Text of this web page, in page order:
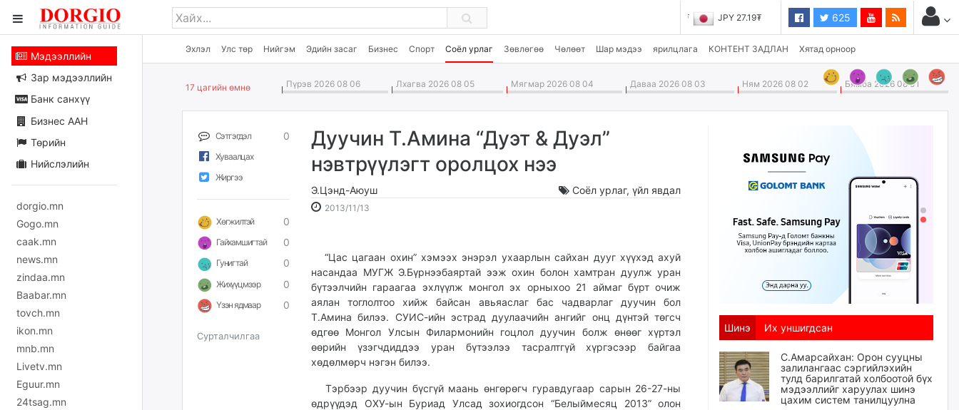
JPY 27.19₮ 625
Эхлэл Улс төр Нийгэм Эдийн засаг Бизнес Спорт Соёл урлаг Зөвлөгөө Чөлөөт Шар мэдээ ярилцлага КОНТЕНТ ЗАДЛАН Хятад орноор
Мэдээллийн
Зар мэдээллийн
Банк санхүү
Бизнес ААН
Төрийн
Нийслэлийн
dorgio.mn
Gogo.mn
caak.mn
news.mn
zindaa.mn
Baabar.mn
tovch.mn
ikon.mn
mnb.mn
Livetv.mn
Eguur.mn
24tsag.mn
17 цагийн өмнө Пүрэв 2026 08 06 Лхагва 2026 08 05 Мягмар 2026 08 04 Даваа 2026 08 03 Ням 2026 08 02 Бямба 2026 08 01
Сэтгэгдэл 0
Хуваалцах
Жиргээ
Хөгжилтэй 0
Гайхамшигтай 0
Гунигтай 0
Жихүүцмээр 0
Үзэн ядмаар 0
Сурталчилгаа
Дуучин Т.Амина “Дуэт & Дуэл”
нэвтрүүлэгт оролцох нээ
Э.Цэнд-Аюуш Соёл урлаг,үйл явдал
2013/11/13
23:16:50
10:01:35
“Цас цагаан охин” хэмээх энэрэл ухаарлын сайхан дууг хүүхэд ахуй
насандаа МУГЖ Э.Бүрнээбаяртай ээж охин болон хамтран дуулж уран
бүтээлчийн гараагаа эхлүүлж монгол эх орныхоо 21 аймаг бүрт очиж
аялан тоглолтоо хийж байсан авьяаслаг бас чадварлаг дуучин бол
Т.Амина билээ. СУИС-ийн эстрад дуулаачийн ангийг онц дүнтэй төгсч
өдгөө Монгол Улсын Филармонийн гоцлол дуучин болж өнөөг хүртэл
өөрийн үзэгчдиддээ уран бүтээлээ тасралтгүй хүргэсээр байгаа
хөдөлмөрч нэгэн билээ.
Тэрбээр дуучин бүсгүй маань өнгөрөгч гуравдугаар сарын 26-27-ны
өдрүүдэд ОХУ-ын Буриад Улсад зохиогдсон “Белыймесяц 2013” олон
Шинэ Их уншигдсан
С.Амарсайхан: Орон сууцны
залилангаас сэргийлэхийн
тулд барилгатай холбоотой бүх
мэдээллийг харуулах шинэ
цахим систем танилцуулна